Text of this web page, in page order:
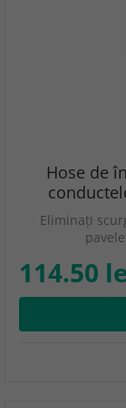
Hose de
Eliminați
114.50